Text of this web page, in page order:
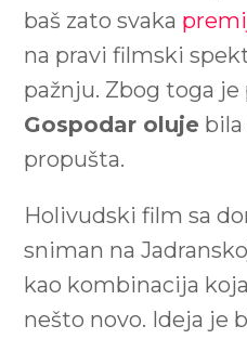
baš zato svaka
na pravi filmski
pažnju. Zbog toga
Gospodar oluje
propušta.
Holivudski film sa
sniman na
kao kombinacija
nešto novo. Ideja je